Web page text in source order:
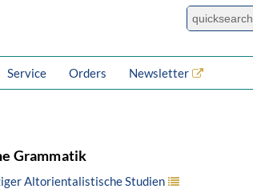
Service Orders Newsletter
Grammatik
Altorientalistische Studien